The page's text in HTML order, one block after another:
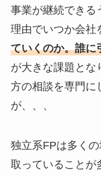
事業が継続できる
理由でいつか会社
ていくのか。誰に
が大きな課題と
方の相談を専門に
が、、、
独立系FPは多く
取っていることが